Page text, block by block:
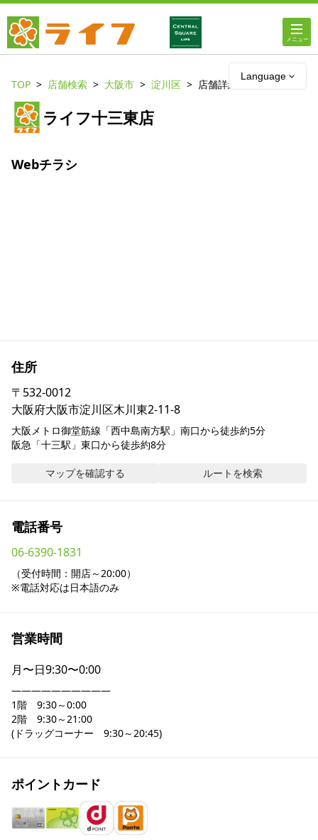
Language
店舗・チラシ情報
Contact us in English
TOP 店舗検索 大阪市 淀川区 店舗詳細
ライフ十三東店
Webチラシ
住所
〒 532-0012
大阪府大阪市淀川区木川東2-11-8
大阪メトロ御堂筋線「西中島南方駅」南口から徒歩約5分
阪急「十三駅」東口から徒歩約8分
マップを確認する ルートを検索
電話番号
06-6390-1831
（受付時間：開店～20:00）
※電話対応は日本語のみ
営業時間
月〜日9:30〜0:00
――――――――――
1階　9:30～0:00
2階　9:30～21:00
(ドラッグコーナー　9:30～20:45)
ポイントカード